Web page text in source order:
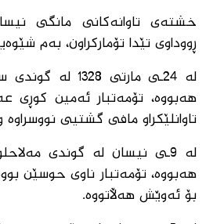
ڕووداوی تێدا تۆماركراون، بەم
لە 24ـی مارتی
هەبووە، تۆمەتبار ئەمین كوڕی
تاوانلێكراو مافی گشتیی نووسراوە
لە 9ـی نیسان لە گوندی
هەبووە، تۆمەتبار ناوی حوسێن
بۆ ئەوێش هەڵاتووە.